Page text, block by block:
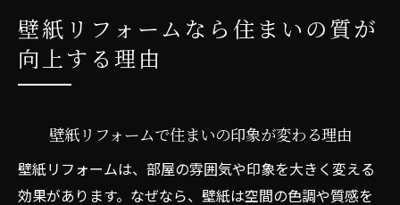
壁紙リフォームなら住まいの質が
向上する理由
壁紙リフォームで住まいの印象が変わる理由
壁紙リフォームは、部屋の雰囲気や印象を大きく変える
効果があります。なぜなら、壁紙は空間の色調や質感を